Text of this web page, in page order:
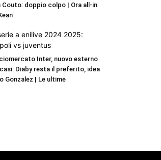
Couto: doppio colpo | Ora all-in
Inter, nuovo esterno
Diaby resta il preferito, idea
Gonzalez | Le ultime